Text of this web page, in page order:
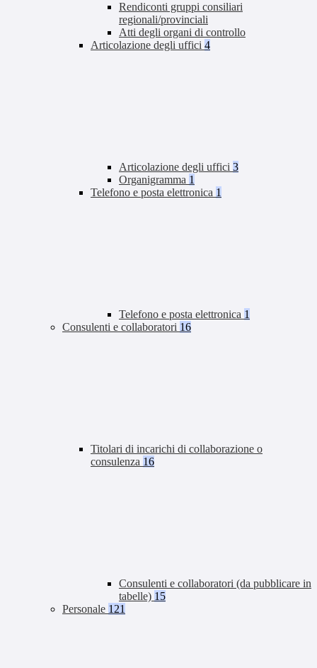
Rendiconti gruppi consiliari
regionali/provinciali
Atti degli organi di controllo
Articolazione degli uffici 4
Articolazione degli uffici 3
Organigramma 1
Telefono e posta elettronica 1
Telefono e posta elettronica 1
Consulenti e collaboratori 16
Titolari di incarichi di collaborazione o
consulenza 16
Consulenti e collaboratori (da pubblicare in
tabelle) 15
Personale 121